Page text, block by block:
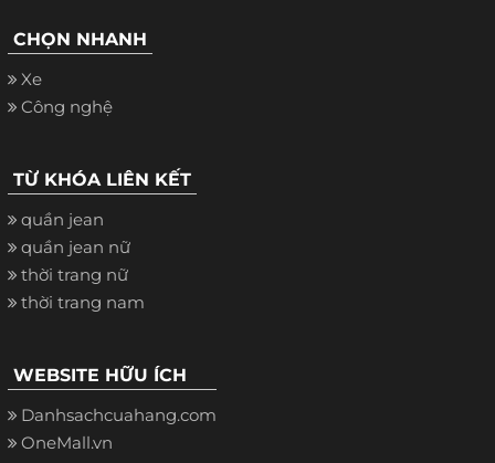
CHỌN NHANH
Xe
Công nghệ
TỪ KHÓA LIÊN KẾT
quần jean
quần jean nữ
thời trang nữ
thời trang nam
WEBSITE HỮU ÍCH
Danhsachcuahang.com
OneMall.vn